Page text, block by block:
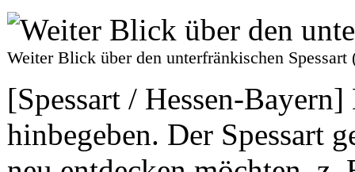
Weiter Blick über den unterfränkischen
[Spessart / Hessen-
hinbegeben. Der Spessart